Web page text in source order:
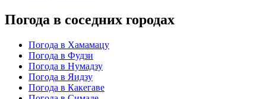
Погода в соседних городах
Погода в Хамамацу
Погода в Фудзи
Погода в Нумадзу
Погода в Яидзу
Погода в Какегаве